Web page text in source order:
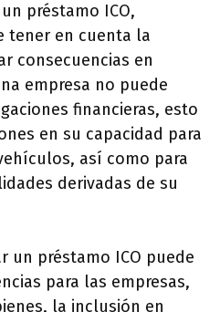
préstamo ICO,
tener en cuenta la
consecuencias en
empresa no puede
financieras, esto
en su capacidad para
así como para
derivadas de su
un préstamo ICO puede
para las empresas,
la inclusión en